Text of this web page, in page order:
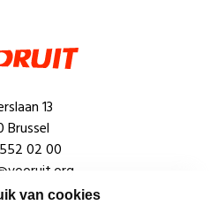
van cookies
13
Brussel
02 00